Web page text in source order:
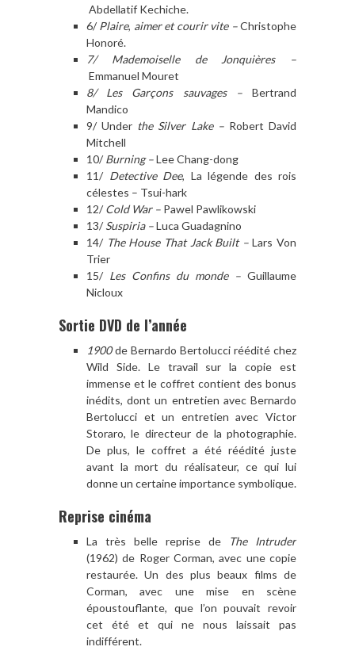
Abdellatif Kechiche.
6/ Plaire, aimer et courir vite –Christophe
Honoré.
7/ Mademoiselle de Jonquières –
Emmanuel Mouret
8/ Les Garçons sauvages –Bertrand
Mandico
9/ Under the Silver Lake –Robert David
Mitchell
10/ Burning –Lee Chang-dong
11/ Detective Dee, La légende des rois
célestes – Tsui-hark
12/ Cold War – Pawel Pawlikowski
13/ Suspiria –Luca Guadagnino
14/ The House That Jack Built –Lars Von
Trier
15/ Les Confins du monde – Guillaume
Nicloux
Sortie DVD de l’année
1900de Bernardo Bertolucci réédité chez
Wild Side. Le travail sur la copie est
immense et le coffret contient des bonus
inédits, dont un entretien avec Bernardo
Bertolucci et un entretien avec Victor
Storaro, le directeur de la photographie.
De plus, le coffret a été réédité juste
avant la mort du réalisateur, ce qui lui
donne un certaine importance symbolique.
Reprise cinéma
La très belle reprise de
The Intruder
(1962) de Roger Corman, avec une copie
restaurée. Un des plus beaux films de
Corman, avec une mise en scène
époustouflante, que l’on pouvait revoir
cet été et qui ne nous laissait pas
indifférent.